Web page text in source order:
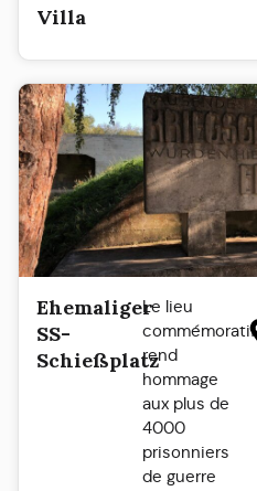
Villa
Ehemaliger
SS-
Schießplatz
Le lieu
commémoratif
rend
hommage
aux plus de
4000
prisonniers
de guerre